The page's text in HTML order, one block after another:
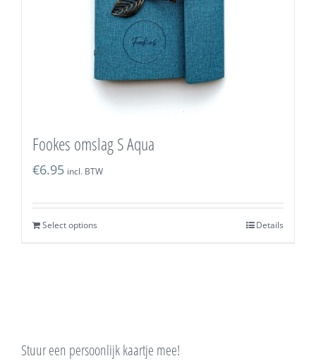
Fookes omslag S Aqua
€6.95 incl. BTW
Select options Details
Stuur een persoonlijk kaartje mee!